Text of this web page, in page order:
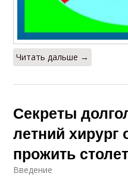
Читать дальше →
Секреты
летний хирург
прожить
Введение